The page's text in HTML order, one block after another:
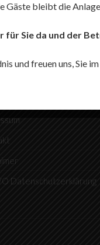
Datenschutzerklärung
Gäste bleibt die
für Sie da und der
und freuen uns, Sie